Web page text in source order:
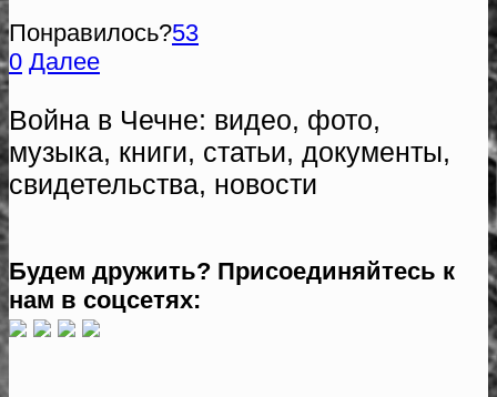
Понравилось?53
0 Далее
Война в Чечне: видео, фото,
музыка, книги, статьи, документы,
свидетельства, новости
Будем дружить? Присоединяйтесь к
нам в соцсетях: